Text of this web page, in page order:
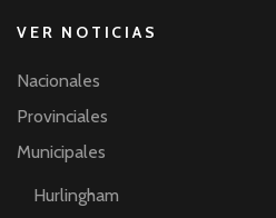
VER NOTICIAS
Nacionales
Provinciales
Municipales
Hurlingham